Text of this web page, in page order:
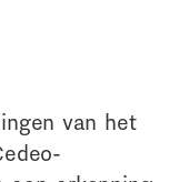
van het